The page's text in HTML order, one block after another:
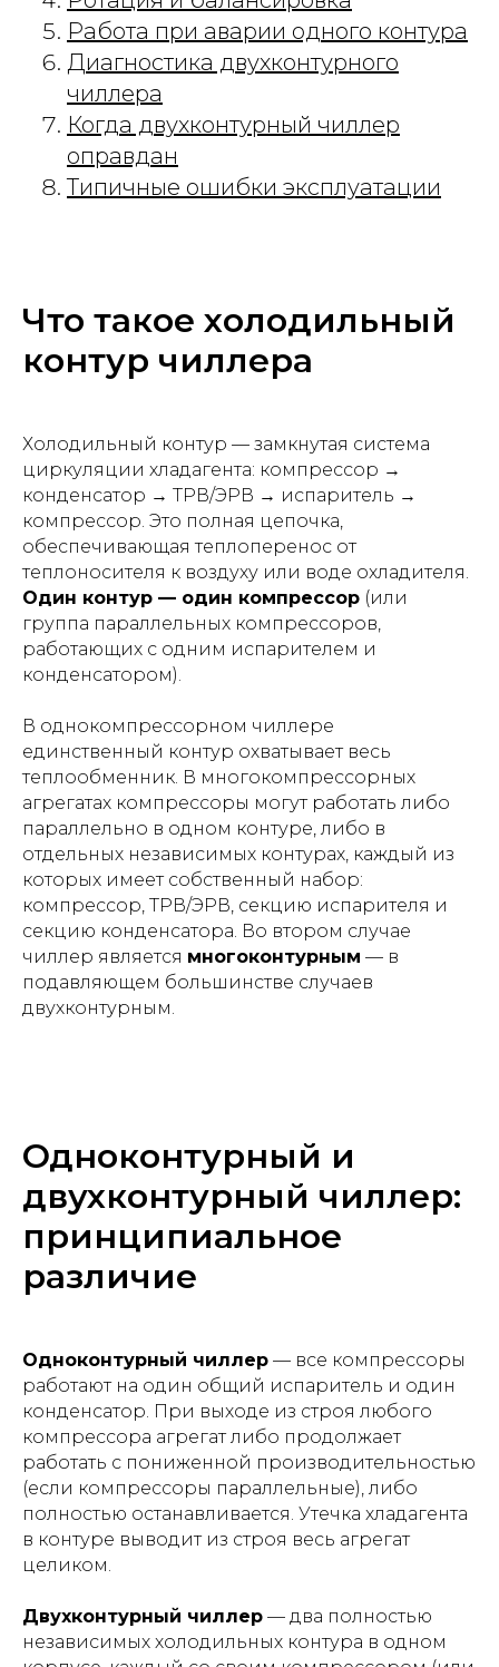
Работа при аварии одного контура
Диагностика двухконтурного
чиллера
Когда двухконтурный чиллер
оправдан
Типичные ошибки эксплуатации
Что такое холодильный
контур чиллера
Холодильный контур — замкнутая система
циркуляции хладагента: компрессор →
конденсатор → ТРВ/ЭРВ → испаритель →
компрессор. Это полная цепочка,
обеспечивающая теплоперенос от
теплоносителя к воздуху или воде охладителя.
Один контур — один компрессор (или
группа параллельных компрессоров,
работающих с одним испарителем и
конденсатором).
В однокомпрессорном чиллере
единственный контур охватывает весь
теплообменник. В многокомпрессорных
агрегатах компрессоры могут работать либо
параллельно в одном контуре, либо в
отдельных независимых контурах, каждый из
которых имеет собственный набор:
компрессор, ТРВ/ЭРВ, секцию испарителя и
секцию конденсатора. Во втором случае
чиллер является многоконтурным — в
подавляющем большинстве случаев
двухконтурным.
Одноконтурный и
двухконтурный чиллер:
принципиальное
различие
Одноконтурный чиллер — все компрессоры
работают на один общий испаритель и один
конденсатор. При выходе из строя любого
компрессора агрегат либо продолжает
работать с пониженной производительностью
(если компрессоры параллельные), либо
полностью останавливается. Утечка хладагента
в контуре выводит из строя весь агрегат
целиком.
Двухконтурный чиллер — два полностью
независимых холодильных контура в одном